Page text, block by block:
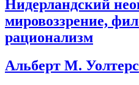
Нидерландский
мировоззрение,
рационализм
Альберт М. Уолтерс